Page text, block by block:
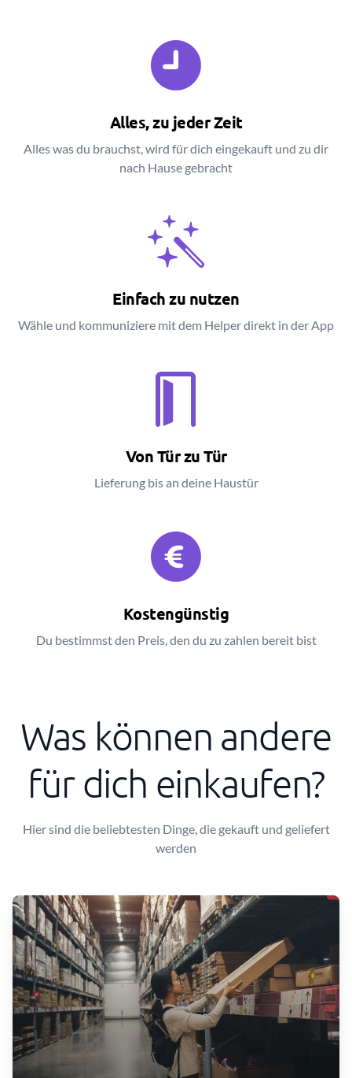
Alles, zu jeder Zeit
Alles was du brauchst, wird für dich eingekauft und zu dir
nach Hause gebracht
Einfach zu nutzen
Wähle und kommuniziere mit dem Helper direkt in der App
Von Tür zu Tür
Lieferung bis an deine Haustür
Kostengünstig
Du bestimmst den Preis, den du zu zahlen bereit bist
Was können andere
für dich einkaufen?
Hier sind die beliebtesten Dinge, die gekauft und geliefert
werden